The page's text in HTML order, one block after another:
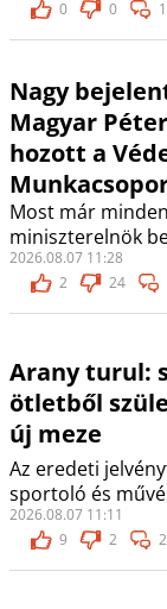
0
0
Nagy
Magyar
hozott a
Most már
miniszterelnök
2026.08.07 11:28
2
24
Arany turul:
ötletből
új meze
Az eredeti
sportoló és
2026.08.07 11:11
9
2 2